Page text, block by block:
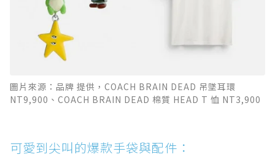
圖片來源：品牌 提供，COACH BRAIN DEAD 吊墜耳環
NT9,900、COACH BRAIN DEAD 棉質 HEAD T 恤 NT3,900
可愛到尖叫的爆款手袋與配件：